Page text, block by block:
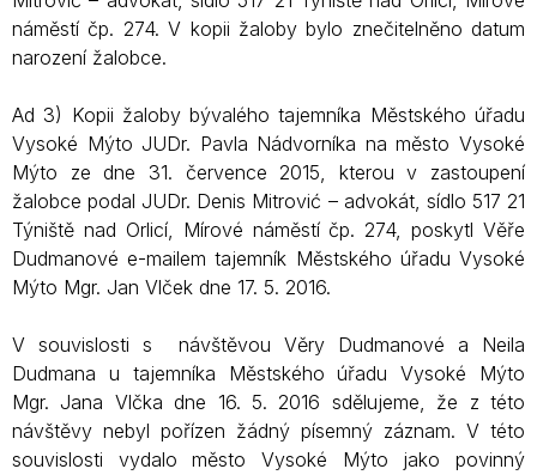
náměstí čp. 274. V kopii žaloby bylo znečitelněno datum
narození žalobce.
Ad 3) Kopii žaloby bývalého tajemníka Městského úřadu
Vysoké Mýto JUDr. Pavla Nádvorníka na město Vysoké
Mýto ze dne 31. července 2015, kterou v zastoupení
žalobce podal JUDr. Denis Mitrović – advokát, sídlo 517 21
Týniště nad Orlicí, Mírové náměstí čp. 274, poskytl Věře
Dudmanové e-mailem tajemník Městského úřadu Vysoké
Mýto Mgr. Jan Vlček dne 17. 5. 2016.
V souvislosti s návštěvou Věry Dudmanové a Neila
Dudmana u tajemníka Městského úřadu Vysoké Mýto
Mgr. Jana Vlčka dne 16. 5. 2016 sdělujeme, že z této
návštěvy nebyl pořízen žádný písemný záznam. V této
souvislosti vydalo město Vysoké Mýto jako povinný